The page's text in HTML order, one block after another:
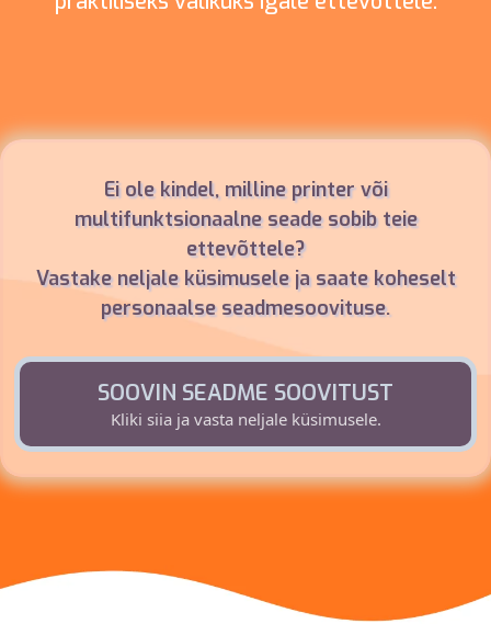
Ei ole kindel, milline printer või
multifunktsionaalne seade sobib teie
ettevõttele?
Vastake neljale küsimusele ja saate koheselt
personaalse seadmesoovituse.
SOOVIN SEADME SOOVITUST
Kliki siia ja vasta neljale küsimusele.